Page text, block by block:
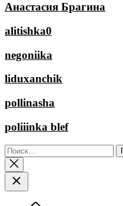
Анастасия Брагина
alitishka0
negoniika
liduxanchik
pollinasha
poliiinka blef
Найти: